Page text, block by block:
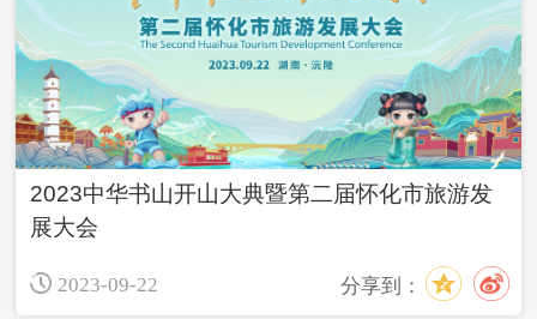
2023中华书山开山大典暨第二届怀化市旅游发
展大会
2023-09-22 分享到：